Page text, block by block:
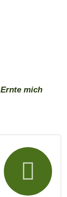
Ernte mich